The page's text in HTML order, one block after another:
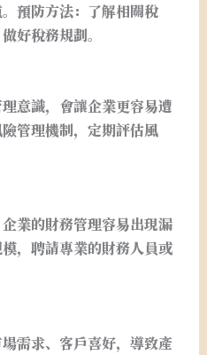
預防方法：了解相關稅
好稅務規劃。
意識，會讓企業更容易遭
管理機制，定期評估風
業的財務管理容易出現漏
，聘請專業的財務人員或
需求、客戶喜好，導致產